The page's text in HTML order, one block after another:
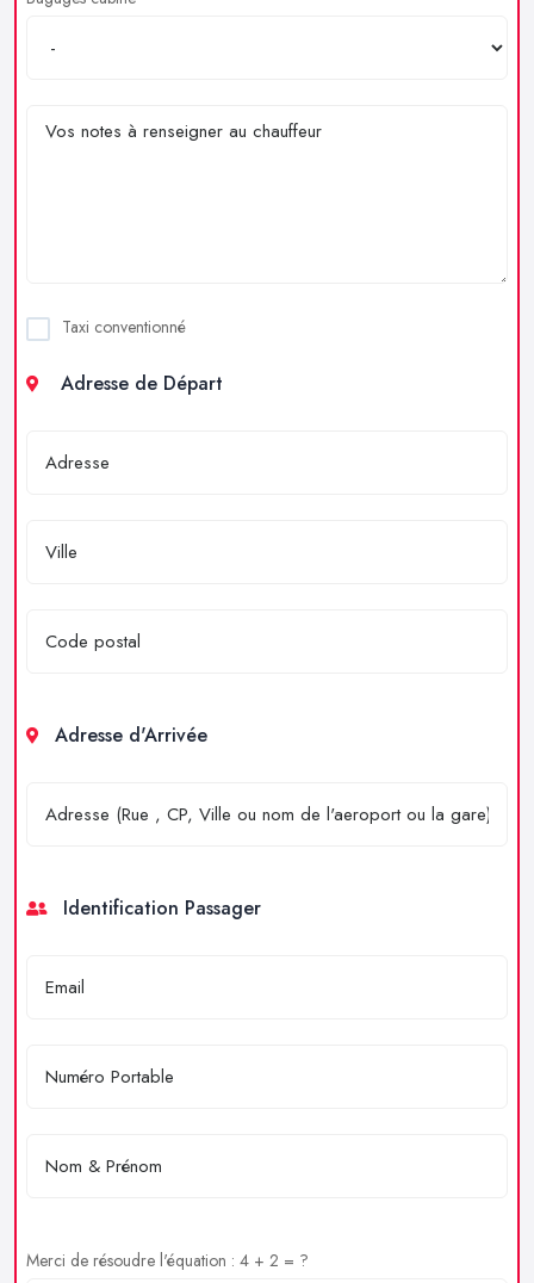
Taxi conventionné
Adresse de Départ
Adresse d'Arrivée
Identification Passager
Merci de résoudre l'équation : 4 + 2 = ?